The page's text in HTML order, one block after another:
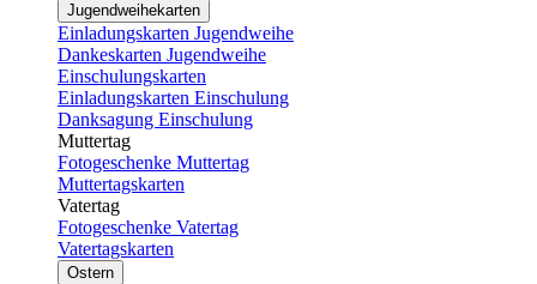
Jugendweihekarten
Einladungskarten Jugendweihe
Dankeskarten Jugendweihe
Einschulungskarten
Einladungskarten Einschulung
Danksagung Einschulung
Muttertag
Fotogeschenke Muttertag
Muttertagskarten
Vatertag
Fotogeschenke Vatertag
Vatertagskarten
Ostern